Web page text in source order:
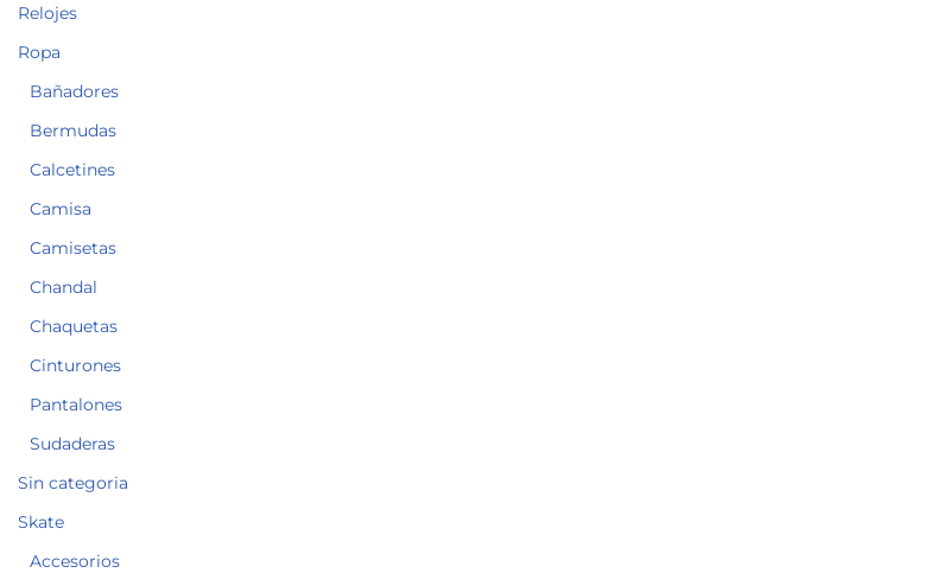
Relojes
Ropa
Bañadores
Bermudas
Calcetines
Camisa
Camisetas
Chandal
Chaquetas
Cinturones
Pantalones
Sudaderas
Sin categoria
Skate
Accesorios